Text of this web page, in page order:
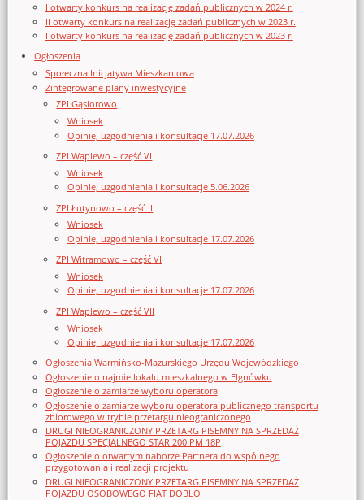
I otwarty konkurs na realizację zadań publicznych w 2024 r.
II otwarty konkurs na realizację zadań publicznych w 2023 r.
I otwarty konkurs na realizację zadań publicznych w 2023 r.
Ogłoszenia
Społeczna Inicjatywa Mieszkaniowa
Zintegrowane plany inwestycyjne
ZPI Gąsiorowo
Wniosek
Opinie, uzgodnienia i konsultacje 17.07.2026
ZPI Waplewo – część VI
Wniosek
Opinie, uzgodnienia i konsultacje 5.06.2026
ZPI Łutynowo – część II
Wniosek
Opinie, uzgodnienia i konsultacje 17.07.2026
ZPI Witramowo – część VI
Wniosek
Opinie, uzgodnienia i konsultacje 17.07.2026
ZPI Waplewo – część VII
Wniosek
Opinie, uzgodnienia i konsultacje 17.07.2026
Ogłoszenia Warmińsko-Mazurskiego Urzędu Wojewódzkiego
Ogłoszenie o najmie lokalu mieszkalnego w Elgnówku
Ogłoszenie o zamiarze wyboru operatora
Ogłoszenie o zamiarze wyboru operatora publicznego transportu
zbiorowego w trybie przetargu nieograniczonego
DRUGI NIEOGRANICZONY PRZETARG PISEMNY NA SPRZEDAŻ
POJAZDU SPECJALNEGO STAR 200 PM 18P
Ogłoszenie o otwartym naborze Partnera do wspólnego
przygotowania i realizacji projektu
DRUGI NIEOGRANICZONY PRZETARG PISEMNY NA SPRZEDAŻ
POJAZDU OSOBOWEGO FIAT DOBLO